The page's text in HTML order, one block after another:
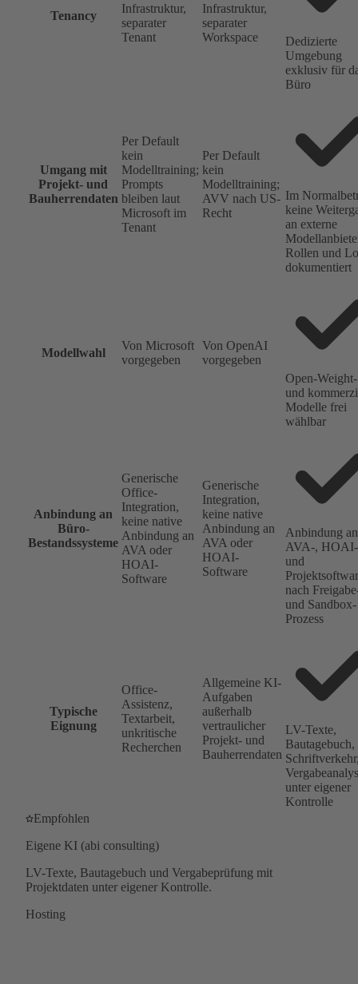
Tenancy
Infrastruktur,
separater
Tenant
Infrastruktur,
separater
Workspace
Dedizierte
Umgebung
exklusiv für
Büro
Umgang mit
Projekt- und
Bauherrendaten
Per Default
kein
Modelltraining;
Prompts
bleiben laut
Microsoft im
Tenant
Per Default
kein
Modelltraining;
AVV nach US-
Recht
Im
keine
an externe
Rollen und
dokumentiert
Modellwahl
Von Microsoft
vorgegeben
Von OpenAI
vorgegeben
Open-Weight-
und
Modelle frei
wählbar
Anbindung an
Büro-
Bestandssysteme
Generische
Office-
Integration,
keine native
Anbindung an
AVA oder
HOAI-
Software
Generische
Integration,
keine native
Anbindung an
AVA oder
HOAI-
Software
Anbindung an
AVA-, HOAI-
und
nach
und Sandbox-
Prozess
Typische
Eignung
Office-
Assistenz,
Textarbeit,
unkritische
Recherchen
Allgemeine KI-
Aufgaben
außerhalb
vertraulicher
Projekt- und
Bauherrendaten
LV-Texte,
Bautagebuch,
unter eigener
Kontrolle
Empfohlen
Eigene KI (abi consulting)
LV-Texte, Bautagebuch und Vergabeprüfung mit
Projektdaten unter eigener Kontrolle.
Hosting